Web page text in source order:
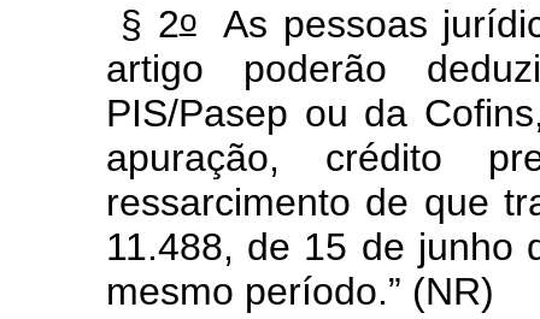
§ 2oAs pessoas
artigo poderão
PIS/Pasep ou da
apuração, crédito
ressarcimento de que
11.488, de 15 de junho
mesmo período.” (NR)